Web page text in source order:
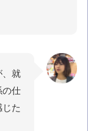
、就
の仕
た